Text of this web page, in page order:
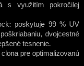
s využitím pokročilej
poskytuje 99 % UV
dvojcestné
tesnenie.
pre optimalizovanú